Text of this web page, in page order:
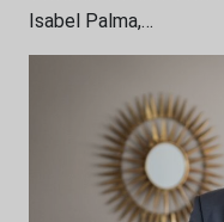
Isabel Palma,…